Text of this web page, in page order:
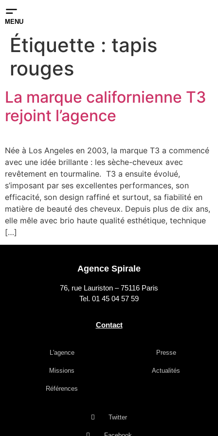
MENU
Étiquette : tapis
rouges
La marque californienne T3
rejoint l’agence
Née à Los Angeles en 2003, la marque T3 a commencé
avec une idée brillante : les sèche-cheveux avec
revêtement en tourmaline. T3 a ensuite évolué,
s’imposant par ses excellentes performances, son
efficacité, son design raffiné et surtout, sa fiabilité en
matière de beauté des cheveux. Depuis plus de dix ans,
elle mêle avec brio haute qualité esthétique, technique
[…]
Agence Spirale
76, rue Lauriston – 75116 Paris
Tel. 01 45 04 57 59
Contact
L'agence
Missions
Références
Presse
Actualités
Twitter